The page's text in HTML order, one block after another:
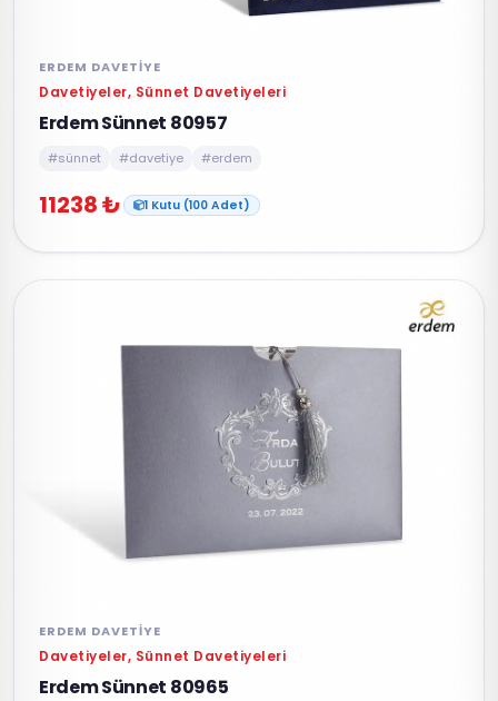
ERDEM DAVETIYE
Davetiyeler, Sünnet Davetiyeleri
Erdem Sünnet 80957
#sünnet #davetiye #erdem
11238 ₺ 1 Kutu (100 Adet)
ERDEM DAVETIYE
Davetiyeler, Sünnet Davetiyeleri
Erdem Sünnet 80965